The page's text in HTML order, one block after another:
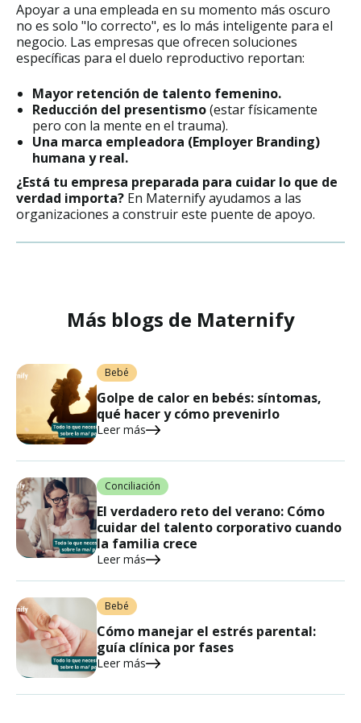
Apoyar a una empleada en su momento más oscuro
no es solo "lo correcto", es lo más inteligente para el
negocio. Las empresas que ofrecen soluciones
específicas para el duelo reproductivo reportan:
Mayor retención de talento femenino.
Reducción del presentismo(estar físicamente
pero con la mente en el trauma).
Una marca empleadora (Employer Branding)
humana y real.
¿Está tu empresa preparada para cuidar lo que de
verdad importa? En Maternify ayudamos a las
organizaciones a construir este puente de apoyo.
Más blogs de Maternify
Bebé
Golpe de calor en bebés: síntomas,
qué hacer y cómo prevenirlo
Leer más
Conciliación
El verdadero reto del verano: Cómo
cuidar del talento corporativo cuando
la familia crece
Leer más
Bebé
Cómo manejar el estrés parental:
guía clínica por fases
Leer más